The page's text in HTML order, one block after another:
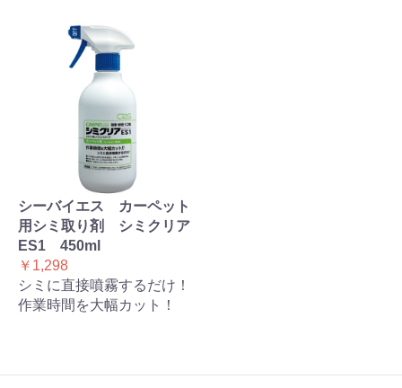
シーバイエス カーペット
用シミ取り剤 シミクリア
ES1 450ml
￥1,298
シミに直接噴霧するだけ！
作業時間を大幅カット！